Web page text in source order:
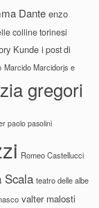
Dante enzo
colline torinesi
Kunde i post di
Marcido Marcidorjs e
gregori
paolo pasolini
Romeo Castellucci
Scala teatro delle albe
valter malosti